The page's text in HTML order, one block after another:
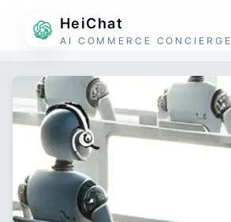
HeiChat
AI COMMERCE CONCIERGE